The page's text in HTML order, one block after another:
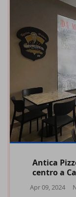
Antica
centro a
Apr 09, 2024